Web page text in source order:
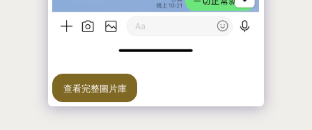
查看完整圖片庫